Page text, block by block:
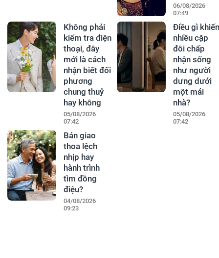
06/08/2026
07:49
Không phải
kiểm tra điện
thoại, đây
mới là cách
nhận biết đối
phương
chung thuỷ
hay không
05/08/2026
07:42
Điều gì khiến
nhiều cặp
đôi chấp
nhận sống
như người
dưng dưới
một mái
nhà?
05/08/2026
07:42
Bản giao
thoa lệch
nhịp hay
hành trình
tìm đồng
điệu?
04/08/2026
09:23